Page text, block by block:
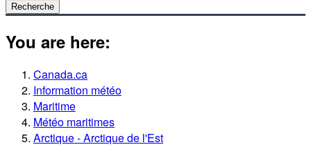
Recherche
You are here:
Canada.ca
Information météo
Maritime
Météo maritimes
Arctique - Arctique de l'Est